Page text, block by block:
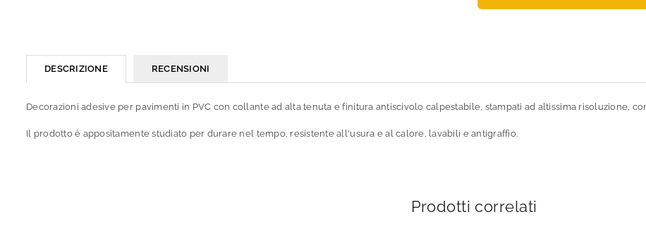
DESCRIZIONE RECENSIONI
Decorazioni adesive per pavimenti in PVC con collante ad alta tenuta e finitura antiscivolo calpestabile, stampati ad altissima risoluzione,
Il prodotto è appositamente studiato per durare nel tempo, resistente all'usura e al calore, lavabili e antigraffio.
Prodotti correlati